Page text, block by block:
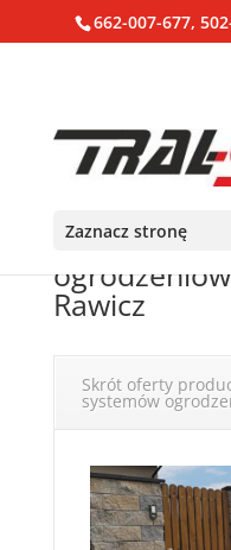
662-007-677,
Zaznacz stronę
Ogrodzenia,
Rawicz
Skrót oferty
systemów